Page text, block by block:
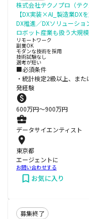
株式会社テクノプロ（テク
【DX実装×AI_製造業DX
DX推進／DXソリューシ
ロボット産業も扱う大規
リモートワーク
副業OK
モダンな技術を採用
技術試験なし
選考が短い
■必須条件
・統計検定2級以上、ま
発経験
600万円〜900万円
データサイエンティスト
東京都
エージェントに
お問い合わせする
お気に入り
募集終了